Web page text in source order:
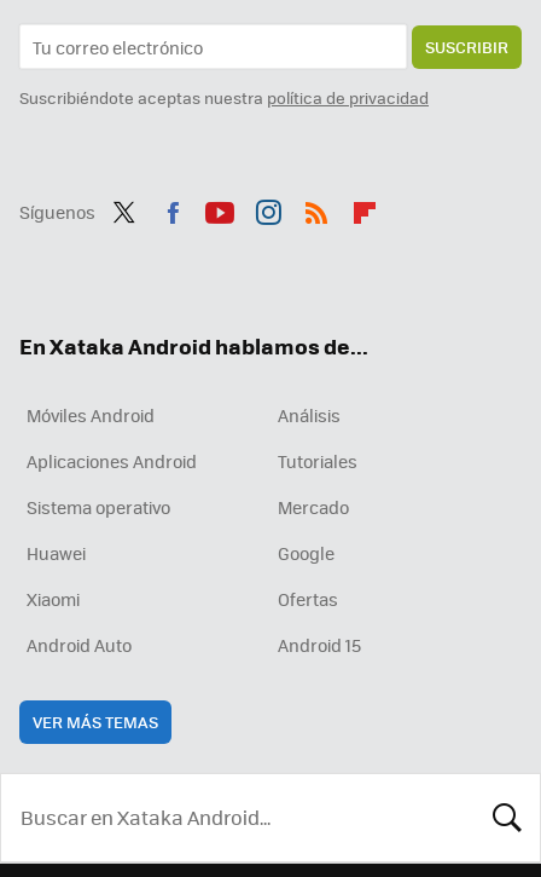
SUSCRIBIR
Suscribiéndote aceptas nuestra política de privacidad
Síguenos
En Xataka Android hablamos de...
Móviles Android
Análisis
Aplicaciones Android
Tutoriales
Sistema operativo
Mercado
Huawei
Google
Xiaomi
Ofertas
Android Auto
Android 15
VER MÁS TEMAS